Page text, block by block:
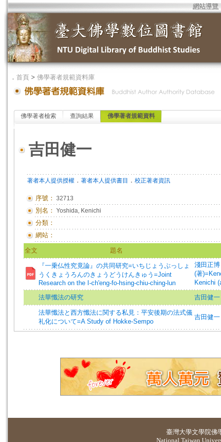
網站導覽
． 首頁 > 佛學著者規範資料庫
佛學著者檢索 查詢結果 佛學著者規範資料
吉田健一
著者本人提供授權 ． 著者本人提供書目 ． 校正著者資訊
序號： 32713
別名： Yoshida, Kenichi
分類：
網站：
全文 題名
『一乗仏性究竟論』の共同研究=いちじょうぶっしょ
うくきょうろんのきょうどうけんきゅう=Joint
Research on the I-ch'eng-fo-hsing-chiu-ching-lun
淺田正
(著
Kenichi
法華懺法の研究
吉田健
法華懺法と西方懺法に関する私見：平安後期の法式儀
礼化について=A Study of Hokke-Sempo
吉田健
臺灣大學文學院佛
National Taiwan